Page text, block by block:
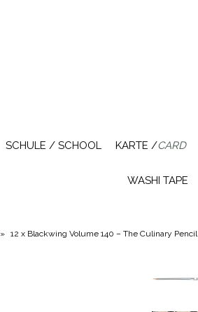
SCHULE / SCHOOL KARTE /CARD
WASHI TAPE
» 12 x Blackwing Volume 140 – The Culinary Pencil